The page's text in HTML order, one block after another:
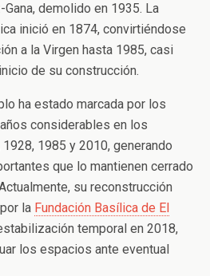
demolido en 1935. La
inició en 1874, convirtiéndose
a la Virgen hasta 1985, casi
de su construcción.
ha estado marcada por los
considerables en los
1985 y 2010, generando
que lo mantienen cerrado
su reconstrucción
la Fundación Basílica de El
temporal en 2018,
los espacios ante eventual